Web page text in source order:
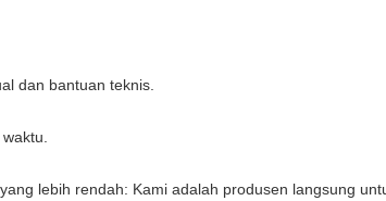
dan bantuan teknis.
lebih rendah: Kami adalah produsen langsung